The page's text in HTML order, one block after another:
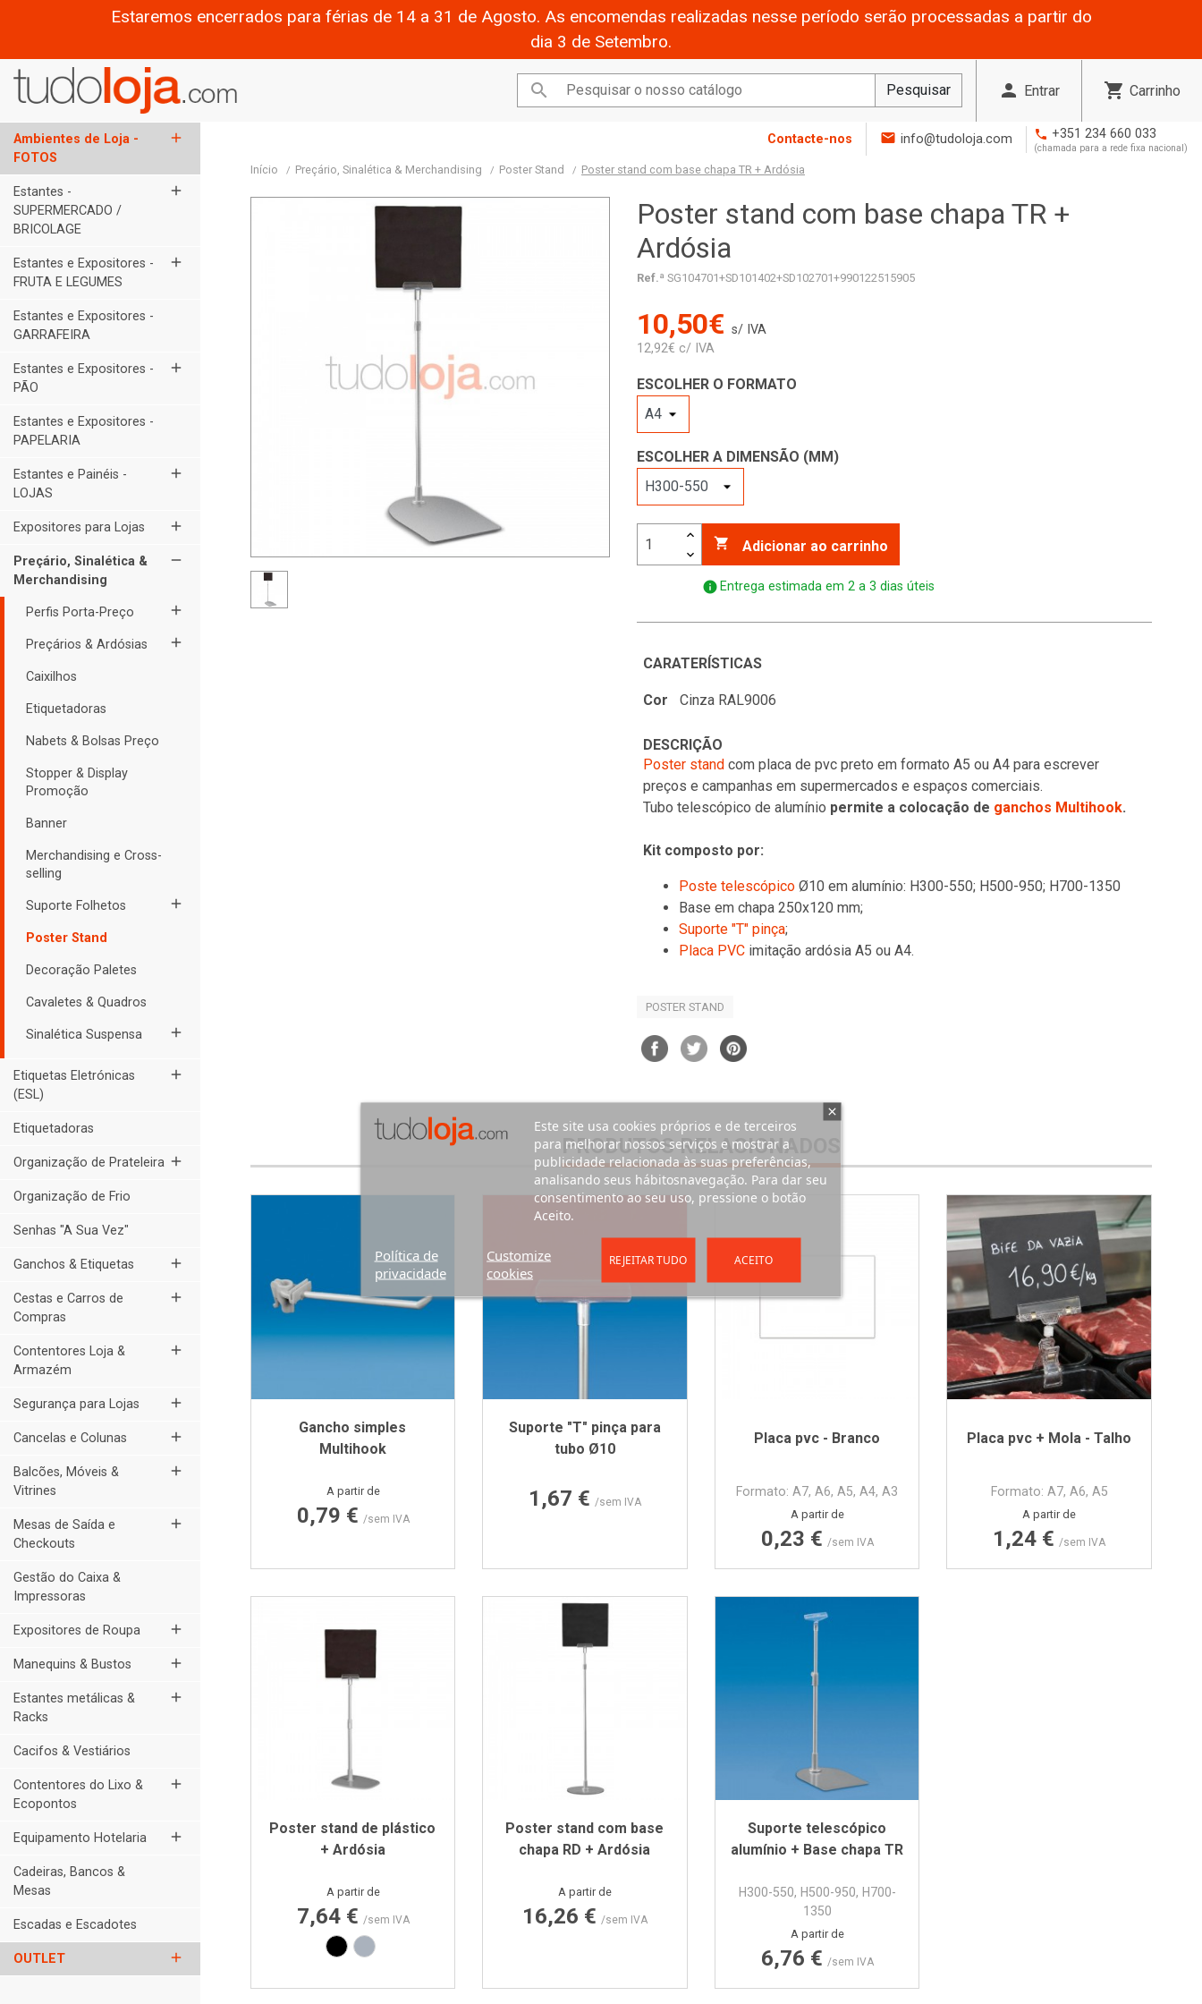
Estaremos encerrados para férias de 14 a 31 de Agosto. As encomendas realizadas nesse período serão processadas a partir do
dia 3 de Setembro.
 Pesquisar person Entrar shopping_cart Carrinho
Ambientes de Loja -
FOTOS
add
Estantes -
SUPERMERCADO /
BRICOLAGE
add
Estantes e Expositores -
FRUTA E LEGUMES
add
Estantes e Expositores -
GARRAFEIRA
Estantes e Expositores -
PÃO
add
Estantes e Expositores -
PAPELARIA
Estantes e Painéis -
LOJAS
add
Expositores para Lojas add
Preçário, Sinalética &
Merchandising
remove
Perfis Porta-Preço add
Preçários & Ardósias add
Caixilhos
Etiquetadoras
Nabets & Bolsas Preço
Stopper & Display
Promoção
Banner
Merchandising e Cross-
selling
Suporte Folhetos add
Poster Stand
Decoração Paletes
Cavaletes & Quadros
Sinalética Suspensa add
Etiquetas Eletrónicas
(ESL)
add
Etiquetadoras
Organização de Prateleira add
Organização de Frio
Senhas "A Sua Vez"
Ganchos & Etiquetas add
Cestas e Carros de
Compras
add
Contentores Loja &
Armazém
add
Segurança para Lojas add
Cancelas e Colunas add
Balcões, Móveis &
Vitrines
add
Mesas de Saída e
Checkouts
add
Gestão do Caixa &
Impressoras
Expositores de Roupa add
Manequins & Bustos add
Estantes metálicas &
Racks
add
Cacifos & Vestiários
Contentores do Lixo &
Ecopontos
add
Equipamento Hotelaria add
Cadeiras, Bancos &
Mesas
Escadas e Escadotes
OUTLET add
Contacte-nos mail info@tudoloja.com phone +351 234 660 033
(chamada para a rede fixa nacional)
Início Preçário, Sinalética & Merchandising Poster Stand Poster stand com base chapa TR + Ardósia
Poster stand com base chapa TR +
Ardósia
Ref.ª SG104701+SD101402+SD102701+990122515905
10,50€ s/ IVA
12,92€ c/ IVA
ESCOLHER O FORMATO
ESCOLHER A DIMENSÃO (MM)
 Adicionar ao carrinho
info Entrega estimada em 2 a 3 dias úteis
CARATERÍSTICAS
Cor Cinza RAL9006
DESCRIÇÃO
Poster standcom placa de pvc preto em formato A5 ou A4 para escrever
preços e campanhas em supermercados e espaços comerciais.
Tubo telescópico de alumínio permite a colocação de ganchos Multihook.
Kit composto por:
Poste telescópicoØ10 em alumínio: H300-550; H500-950; H700-1350
Base em chapa 250x120 mm;
Suporte "T" pinça;
Placa PVCimitação ardósia A5 ou A4.
POSTER STAND
PRODUTOS RELACIONADOS
Gancho simples
Multihook
Preço
A partir de
0,79 € /sem IVA
Suporte "T" pinça para
tubo Ø10
Preço
1,67 € /sem IVA
Placa pvc - Branco
Formato: A7, A6, A5, A4, A3
Preço
A partir de
0,23 € /sem IVA
Placa pvc + Mola - Talho
Formato: A7, A6, A5
Preço
A partir de
1,24 € /sem IVA
Poster stand de plástico
+ Ardósia
Preço
A partir de
7,64 € /sem IVA
Preto Cinza
Poster stand com base
chapa RD + Ardósia
Preço
A partir de
16,26 € /sem IVA
Suporte telescópico
alumínio + Base chapa TR
H300-550, H500-950, H700-
1350
Preço
A partir de
6,76 € /sem IVA
Este site usa cookies próprios e de terceiros
para melhorar nossos serviços e mostrar a
publicidade relacionada às suas preferências,
analisando seus hábitosnavegação. Para dar seu
consentimento ao seu uso, pressione o botão
Aceito.
Política de
privacidade
Customize
cookies
REJEITAR TUDO ACEITO